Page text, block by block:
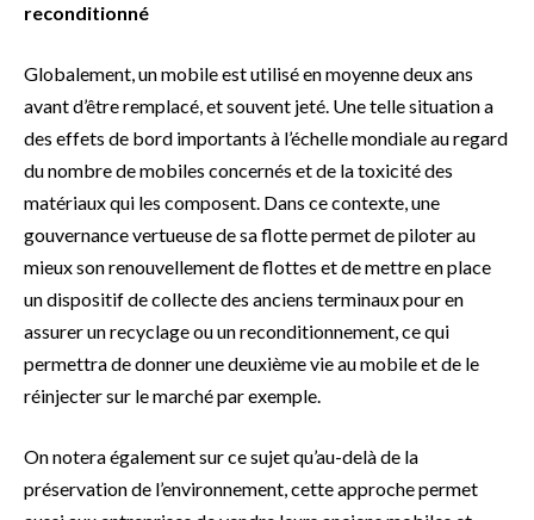
reconditionné
Globalement, un mobile est utilisé en moyenne deux ans
avant d’être remplacé, et souvent jeté. Une telle situation a
des effets de bord importants à l’échelle mondiale au regard
du nombre de mobiles concernés et de la toxicité des
matériaux qui les composent. Dans ce contexte, une
gouvernance vertueuse de sa flotte permet de piloter au
mieux son renouvellement de flottes et de mettre en place
un dispositif de collecte des anciens terminaux pour en
assurer un recyclage ou un reconditionnement, ce qui
permettra de donner une deuxième vie au mobile et de le
réinjecter sur le marché par exemple.
On notera également sur ce sujet qu’au-delà de la
préservation de l’environnement, cette approche permet